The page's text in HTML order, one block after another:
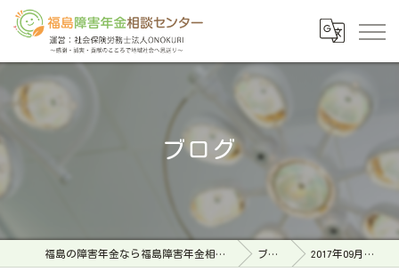
ブログ
福島の障害年金なら福島障害年金相談センター ブログ 2017年09月の記事